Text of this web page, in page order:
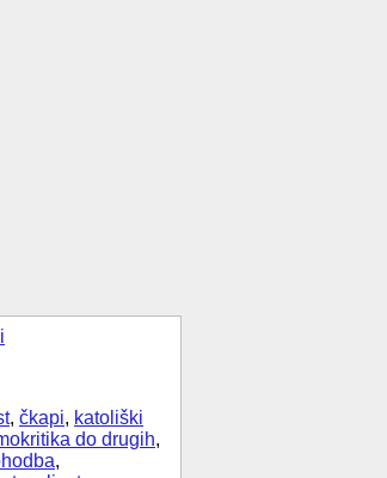
, čkapi, katoliški
do drugih,
,